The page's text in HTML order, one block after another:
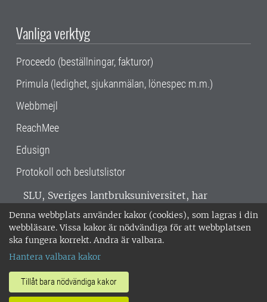
Denna webbplats använder kakor (cookies), som lagras i din
webbläsare. Vissa kakor är nödvändiga för att webbplatsen
ska fungera korrekt. Andra är valbara.
Hantera valbara kakor
Tillåt bara nödvändiga kakor
Vanliga verktyg
Proceedo (beställningar, fakturor)
Primula (ledighet, sjukanmälan, lönespec m.m.)
Webbmejl
ReachMee
Edusign
Protokoll och beslutslistor
SLU, Sveriges lantbruksuniversitet, har
verksamhet över hela Sverige. Huvudorter är
Alnarp, Uppsala och Umeå.SLU är
miljöcertifierat enligt ISO 14001. •
018-67 10 00 • Org nr: 202100-2817 •
Om SLU:s webbplatser
•Hantera kakor•Behandling av